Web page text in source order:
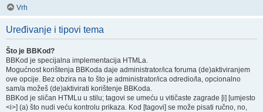
Vrh
Uređivanje i tipovi tema
Što je BBKod?
BBKod je specijalna implementacija HTMLa.
Mogućnost korištenja BBKoda daje administrator/ica foruma (de)aktiviranjem
ove opcije. Bez obzira na to što je administrator/ica odredio/la, opcionalno
sam/a možeš (de)aktivirati korištenje BBKoda.
BBKod je sličan HTMLu u stilu; tagovi se umeću u vitičaste zagrade [i] [umjesto
<i>] (a) što nudi veću kontrolu prikaza. Kod [tagovi] se može pisati ručno, no,